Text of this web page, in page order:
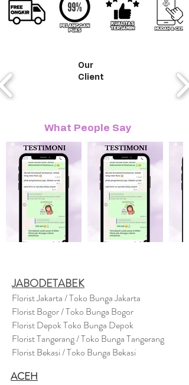
Our
Client
What People Say
JABODETABEK
Florist Jakarta / Toko Bunga Jakarta
Florist Bogor / Toko Bunga Bogor
Florist Depok Toko Bunga Depok
Florist Tangerang / Toko Bunga Tangerang
Florist Bekasi / Toko Bunga Bekasi
ACEH